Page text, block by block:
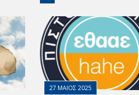
27 ΜΑΙΟΣ 2025